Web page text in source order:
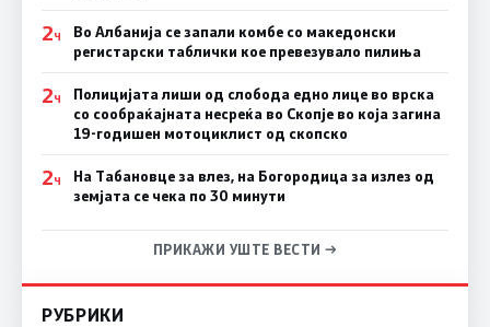
2Ч
Во Албанија се запали комбе со македонски
регистарски таблички кое превезувало пилиња
2Ч
Полицијата лиши од слобода едно лице во врска
со сообраќајната несреќа во Скопје во која загина
19-годишен мотоциклист од скопско
2Ч
На Табановце за влез, на Богородица за излез од
земјата се чека по 30 минути
ПРИКАЖИ УШТЕ ВЕСТИ →
РУБРИКИ